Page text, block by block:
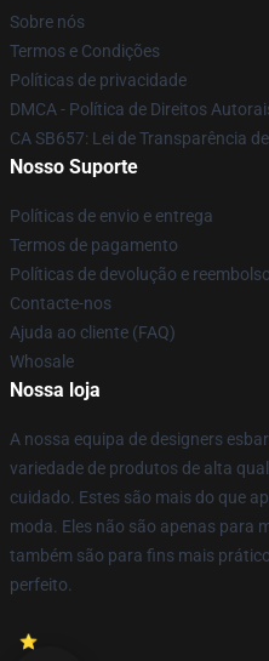
Sobre nós
Termos e Condições
Políticas de privacidade
DMCA - Política de Direitos
CA SB657: Lei de Transparência
Nosso Suporte
Políticas de envio e entrega
Termos de pagamento
Políticas de devolução e reembolso
Contacte-nos
Ajuda ao cliente (FAQ)
Whosale
Nossa loja
A nossa equipa de designers
variedade de produtos de alta
cuidado. Estes são mais do que
moda. Eles não são apenas para
também são para fins mais
perfeito.